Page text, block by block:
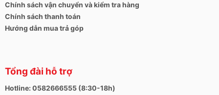
Chính sách vận chuyển và kiểm tra hàng
Chính sách thanh toán
Hướng dẫn mua trả góp
Tổng đài hỗ trợ
Hotline: 0582666555 (8:30-18h)